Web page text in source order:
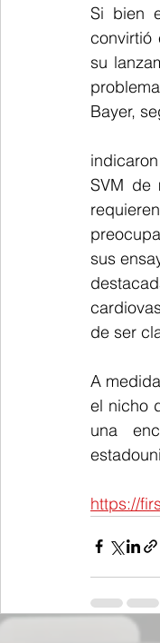
Si bien
convirtió
su
Bayer,
SVM de
sus
de ser
A
el nicho
una
https://